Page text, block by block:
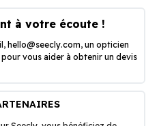
à votre écoute !
hello@seecly.com, un opticien
vous aider à obtenir un devis